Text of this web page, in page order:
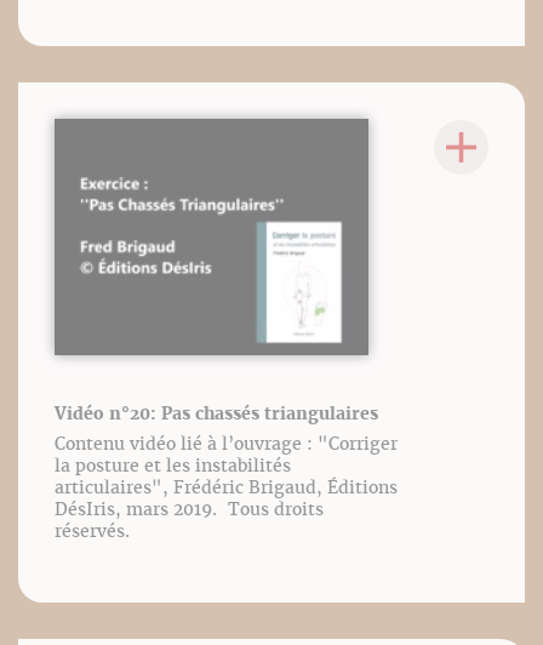
Vidéo n°20: Pas chassés triangulaires
Contenu vidéo lié à l’ouvrage : "Corriger
la posture et les instabilités
articulaires", Frédéric Brigaud, Éditions
DésIris, mars 2019. Tous droits
réservés.